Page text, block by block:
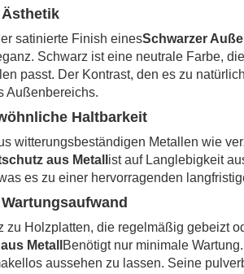
satinierte Finish einesSchwarzer
Schwarz ist eine neutrale Farbe,
passt. Der Kontrast, den es zu
Außenbereichs.
Haltbarkeit
witterungsbeständigen Metallen wie
aus Metall ist auf Langlebigkeit
es zu einer hervorragenden
zu Holzplatten, die regelmäßig gebeizt
Metall Benötigt nur minimale
aussehen zu lassen. Seine